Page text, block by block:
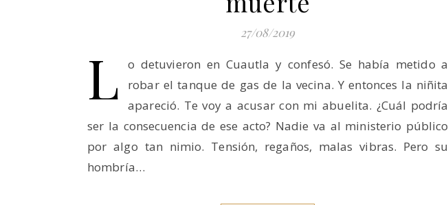
27/08/2019
L
o detuvieron en Cuautla y confesó. Se había metido a
robar el tanque de gas de la vecina. Y entonces la niñita
apareció. Te voy a acusar con mi abuelita. ¿Cuál podría
ser la consecuencia de ese acto? Nadie va al ministerio público
por algo tan nimio. Tensión, regaños, malas vibras. Pero su
hombría…